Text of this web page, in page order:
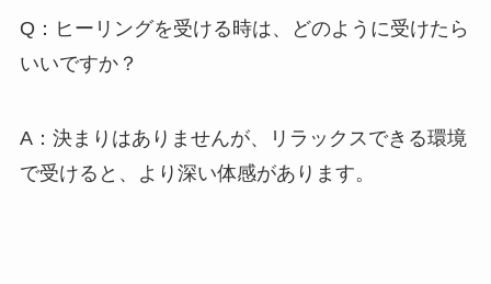
Q：ヒーリングを受ける時は、どのように受けたら
いいですか？
A：決まりはありませんが、リラックスできる環境
で受けると、より深い体感があります。